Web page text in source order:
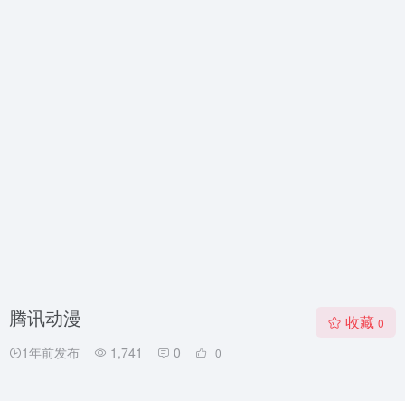
腾讯动漫
1年前发布 1,741 0 0
收藏 0